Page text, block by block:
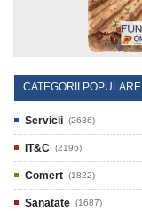
CATEGORII POPULARE
Servicii (2636)
IT&C (2196)
Comert (1822)
Sanatate (1687)